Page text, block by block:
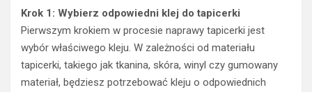
Krok 1: Wybierz odpowiedni klej do tapicerki
Pierwszym krokiem w procesie naprawy tapicerki jest
wybór właściwego kleju. W zależności od materiału
tapicerki, takiego jak tkanina, skóra, winyl czy gumowany
materiał, będziesz potrzebować kleju o odpowiednich